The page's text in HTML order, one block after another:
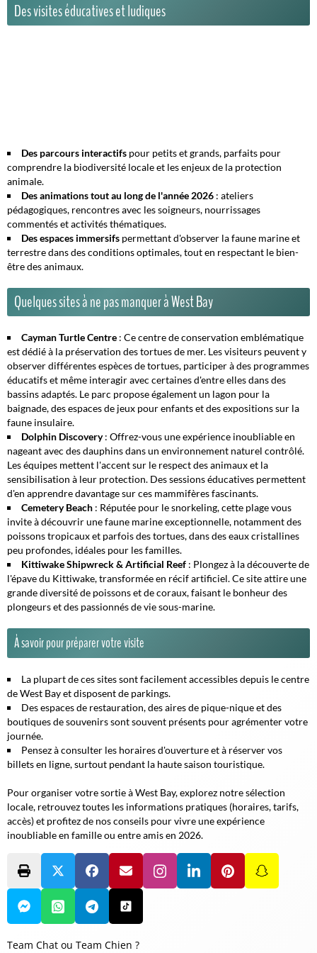
Des visites éducatives et ludiques
Des parcours interactifs pour petits et grands, parfaits pour
comprendre la biodiversité locale et les enjeux de la protection
animale.
Des animations tout au long de l'année 2026 : ateliers
pédagogiques, rencontres avec les soigneurs, nourrissages
commentés et activités thématiques.
Des espaces immersifs permettant d'observer la faune marine et
terrestre dans des conditions optimales, tout en respectant le bien-
être des animaux.
Quelques sites à ne pas manquer à West Bay
Cayman Turtle Centre : Ce centre de conservation emblématique
est dédié à la préservation des tortues de mer. Les visiteurs peuvent y
observer différentes espèces de tortues, participer à des programmes
éducatifs et même interagir avec certaines d'entre elles dans des
bassins adaptés. Le parc propose également un lagon pour la
baignade, des espaces de jeux pour enfants et des expositions sur la
faune insulaire.
Dolphin Discovery: Offrez-vous une expérience inoubliable en
nageant avec des dauphins dans un environnement naturel contrôlé.
Les équipes mettent l'accent sur le respect des animaux et la
sensibilisation à leur protection. Des sessions éducatives permettent
d'en apprendre davantage sur ces mammifères fascinants.
Cemetery Beach : Réputée pour le snorkeling, cette plage vous
invite à découvrir une faune marine exceptionnelle, notamment des
poissons tropicaux et parfois des tortues, dans des eaux cristallines
peu profondes, idéales pour les familles.
Kittiwake Shipwreck & Artificial Reef : Plongez à la découverte de
l'épave du Kittiwake, transformée en récif artificiel. Ce site attire une
grande diversité de poissons et de coraux, faisant le bonheur des
plongeurs et des passionnés de vie sous-marine.
À savoir pour préparer votre visite
La plupart de ces sites sont facilement accessibles depuis le centre
de West Bay et disposent de parkings.
Des espaces de restauration, des aires de pique-nique et des
boutiques de souvenirs sont souvent présents pour agrémenter votre
journée.
Pensez à consulter les horaires d'ouverture et à réserver vos
billets en ligne, surtout pendant la haute saison touristique.
Pour organiser votre sortie à West Bay, explorez notre sélection
locale, retrouvez toutes les informations pratiques (horaires, tarifs,
accès) et profitez de nos conseils pour vivre une expérience
inoubliable en famille ou entre amis en 2026.
Team Chat ou Team Chien ?